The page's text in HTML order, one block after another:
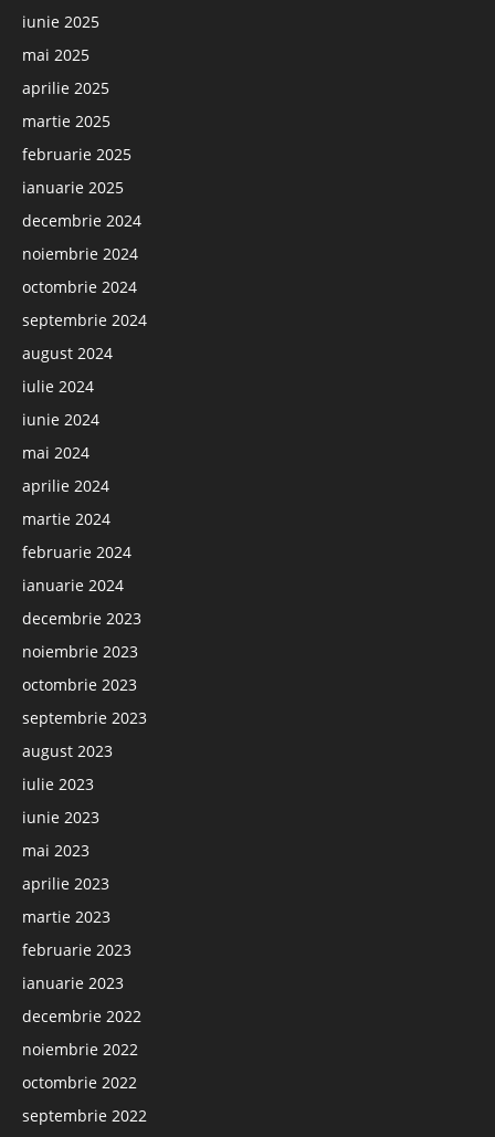
iunie 2025
mai 2025
aprilie 2025
martie 2025
februarie 2025
ianuarie 2025
decembrie 2024
noiembrie 2024
octombrie 2024
septembrie 2024
august 2024
iulie 2024
iunie 2024
mai 2024
aprilie 2024
martie 2024
februarie 2024
ianuarie 2024
decembrie 2023
noiembrie 2023
octombrie 2023
septembrie 2023
august 2023
iulie 2023
iunie 2023
mai 2023
aprilie 2023
martie 2023
februarie 2023
ianuarie 2023
decembrie 2022
noiembrie 2022
octombrie 2022
septembrie 2022